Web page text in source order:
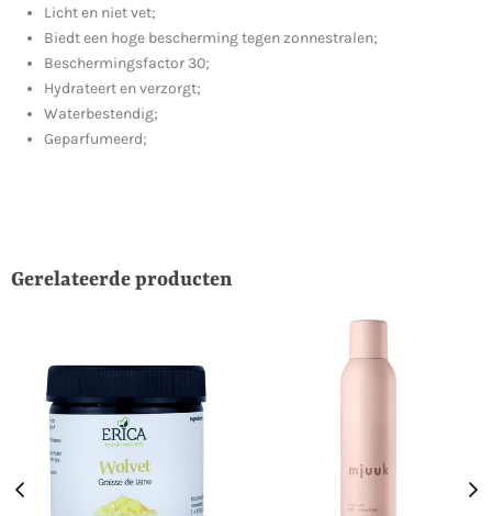
Licht en niet vet;
Biedt een hoge bescherming tegen zonnestralen;
Beschermingsfactor 30;
Hydrateert en verzorgt;
Waterbestendig;
Geparfumeerd;
Gerelateerde producten